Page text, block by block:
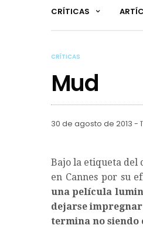
CRÍTICAS
CRÍTICAS
Mud
30 de agosto de 2013 -
Bajo la etiqueta del
en Cannes por su
una película
dejarse
termina no